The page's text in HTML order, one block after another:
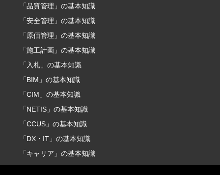
「品質管理」の基本知識
「安全管理」の基本知識
「原価管理」の基本知識
「施工計画」の基本知識
「入札」の基本知識
「BIM」の基本知識
「CIM」の基本知識
「NETIS」の基本知識
「CCUS」の基本知識
「DX・IT」の基本知識
「キャリア」の基本知識